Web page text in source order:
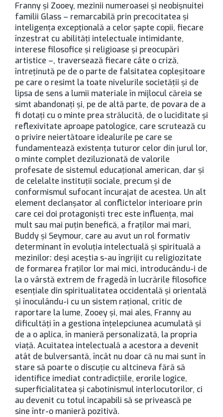
Franny și Zooey, mezinii numeroasei și neobișnuitei
familii Glass – remarcabilă prin precocitatea și
inteligența excepțională a celor șapte copii, fiecare
înzestrat cu abilități intelectuale intimidante,
interese filosofice și religioase și preocupări
artistice –, traversează fiecare câte o criză,
întreținută pe de o parte de falsitatea copleșitoare
pe care o resimt la toate nivelurile societății și de
lipsa de sens a lumii materiale în mijlocul căreia se
simt abandonați și, pe de altă parte, de povara de a
fi dotați cu o minte prea strălucită, de o luciditate și
reflexivitate aproape patologice, care scrutează cu
o privire neiertătoare idealurile pe care se
fundamentează existența tuturor celor din jurul lor,
o minte complet deziluzionată de valorile
profesate de sistemul educațional american, dar și
de celelalte instituții sociale, precum și de
conformismul sufocant încurajat de acestea. Un alt
element declanșator al conflictelor interioare prin
care cei doi protagoniști trec este influența, mai
mult sau mai puțin benefică, a fraților mai mari,
Buddy și Seymour, care au avut un rol formativ
determinant în evoluția intelectuală și spirituală a
mezinilor: deși aceștia s-au îngrijit cu religiozitate
de formarea fraților lor mai mici, introducându-i de
la o vârstă extrem de fragedă în lucrările filosofice
esențiale din spiritualitatea occidentală și orientală
și înoculându-i cu un sistem rațional, critic de
raportare la lume, Zooey și, mai ales, Franny au
dificultăți în a gestiona înțelepciunea acumulată și
de a o aplica, în manieră personalizată, la propria
viață. Acuitatea intelectuală a acestora a devenit
atât de bulversantă, încât nu doar că nu mai sunt în
stare să poarte o discuție cu altcineva fără să
identifice imediat contradicțiile, erorile logice,
superficialitatea și cabotinismul interlocutorilor, ci
au devenit cu totul incapabili să se privească pe
sine într-o manieră pozitivă.